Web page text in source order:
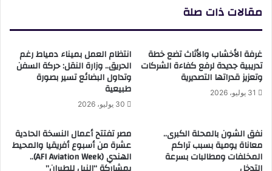
مقالات ذات صلة
غرفة الأخشاب والأثاث تضع خطة
تدريبية جديدة لرفع كفاءة الشركات
وتعزيز قدراتها التصديرية
31 يوليو، 2026
انتظام العمل بميناء دمياط رغم
الحريق.. وزارة النقل: حركة السفن
وتداول البضائع تسير بصورة
طبيعية
30 يوليو، 2026
نفق الشون بالمحلة الكبرى..
معاناة يومية بسبب تراكم
المخلفات ومطالبات بسرعة
مصر تفتتح أعمال النسخة الحادية
عشرة من أسبوع أفريقيا والمحيط
الهندي (AFI Aviation Week)..